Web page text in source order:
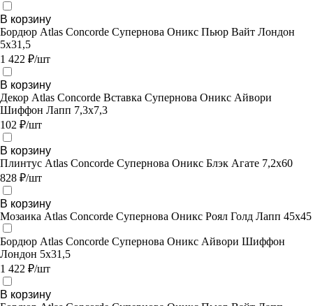
В корзину
Бордюр Atlas Concorde Супернова Оникс Пьюр Вайт Лондон
5x31,5
1 422 ₽/шт
В корзину
Декор Atlas Concorde Вставка Супернова Оникс Айвори
Шиффон Лапп 7,3х7,3
102 ₽/шт
В корзину
Плинтус Atlas Concorde Супернова Оникс Блэк Агате 7,2х60
828 ₽/шт
В корзину
Мозаика Atlas Concorde Супернова Оникс Роял Голд Лапп 45х45
Бордюр Atlas Concorde Супернова Оникс Айвори Шиффон
Лондон 5x31,5
1 422 ₽/шт
В корзину